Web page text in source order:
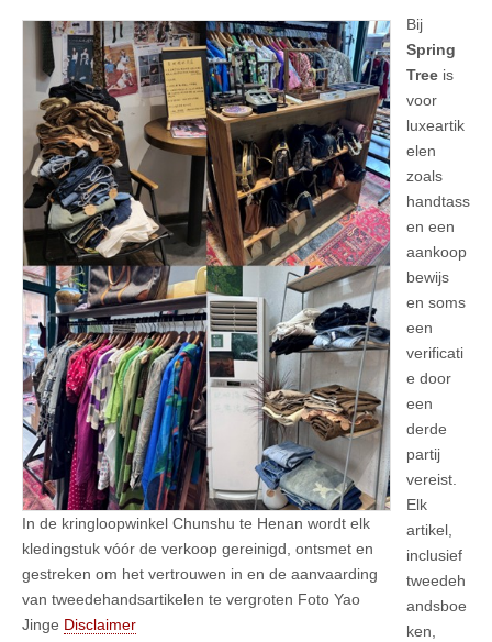
In de kringloopwinkel Chunshu te Henan wordt elk
kledingstuk vóór de verkoop gereinigd, ontsmet en
gestreken om het vertrouwen in en de aanvaarding
van tweedehandsartikelen te vergroten Foto Yao
Jinge Disclaimer
Bij
Spring
Tree is
voor
luxeartik
elen
zoals
handtass
en een
aankoop
bewijs
en soms
een
verificati
e door
een
derde
partij
vereist.
Elk
artikel,
inclusief
tweedeh
andsboe
ken,